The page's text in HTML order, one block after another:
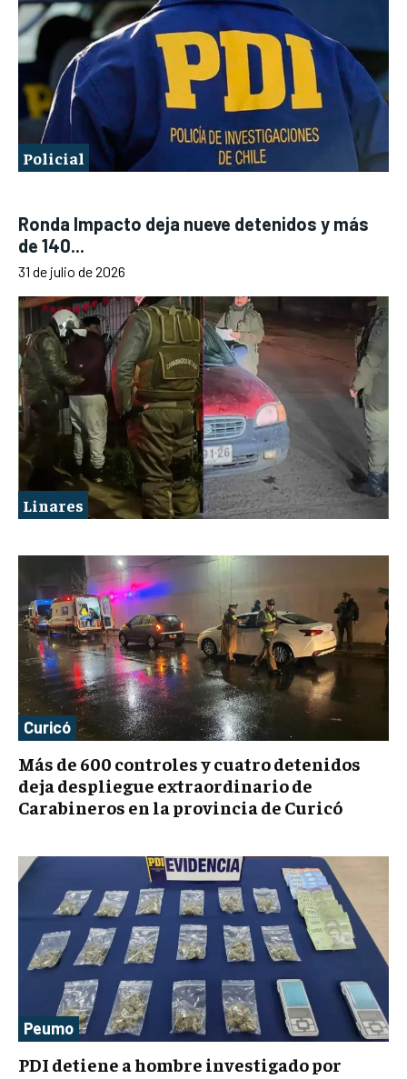
Policial
Ronda Impacto deja nueve detenidos y más
de 140...
31 de julio de 2026
Linares
Curicó
Más de 600 controles y cuatro detenidos
deja despliegue extraordinario de
Carabineros en la provincia de Curicó
Peumo
PDI detiene a hombre investigado por